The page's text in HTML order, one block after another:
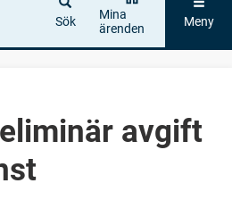
Sök
Mina
ärenden
Meny
avgift